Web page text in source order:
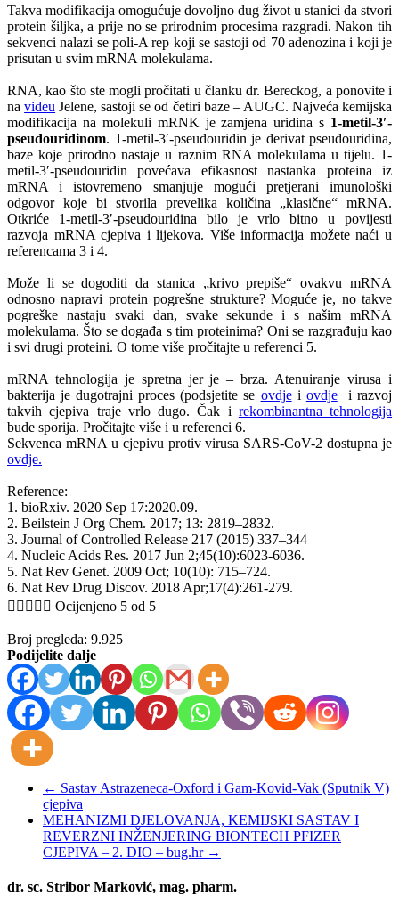
Takva modifikacija omogućuje dovoljno dug život u stanici da stvori
protein šiljka, a prije no se prirodnim procesima razgradi. Nakon tih
sekvenci nalazi se poli-A rep koji se sastoji od 70 adenozina i koji je
prisutan u svim mRNA molekulama.
RNA, kao što ste mogli pročitati u članku dr. Bereckog, a ponovite i
navideu Jelene, sastoji se od četiri baze – AUGC. Najveća kemijska
modifikacija na molekuli mRNK je zamjena uridina s 1-metil-3′-
pseudouridinom. 1-metil-3′-pseudouridin je derivat pseudouridina,
baze koje prirodno nastaje u raznim RNA molekulama u tijelu. 1-
metil-3′-pseudouridin povećava efikasnost nastanka proteina iz
mRNA i istovremeno smanjuje mogući pretjerani imunološki
odgovor koje bi stvorila prevelika količina „klasične“ mRNA.
Otkriće 1-metil-3′-pseudouridina bilo je vrlo bitno u povijesti
razvoja mRNA cjepiva i lijekova. Više informacija možete naći u
referencama 3 i 4.
Može li se dogoditi da stanica „krivo prepiše“ ovakvu mRNA
odnosno napravi protein pogrešne strukture? Moguće je, no takve
pogreške nastaju svaki dan, svake sekunde i s našim mRNA
molekulama. Što se događa s tim proteinima? Oni se razgrađuju kao
i svi drugi proteini. O tome više pročitajte u referenci 5.
mRNA tehnologija je spretna jer je – brza. Atenuiranje virusa i
bakterija je dugotrajni proces (podsjetite se ovdjei ovdjei razvoj
takvih cjepiva traje vrlo dugo. Čak i rekombinantna tehnologija
bude sporija. Pročitajte više i u referenci 6.
Sekvenca mRNA u cjepivu protiv virusa SARS-CoV-2 dostupna je
ovdje.
Reference:
1. bioRxiv. 2020 Sep 17:2020.09.
2. Beilstein J Org Chem. 2017; 13: 2819–2832.
3. Journal of Controlled Release 217 (2015) 337–344
4. Nucleic Acids Res. 2017 Jun 2;45(10):6023-6036.
5. Nat Rev Genet. 2009 Oct; 10(10): 715–724.
6. Nat Rev Drug Discov. 2018 Apr;17(4):261-279.
     Ocijenjeno 5 od 5
Broj pregleda: 9.925
Podijelite dalje
← Sastav Astrazeneca-Oxford i Gam-Kovid-Vak (Sputnik V)
cjepiva
MEHANIZMI DJELOVANJA, KEMIJSKI SASTAV I
REVERZNI INŽENJERING BIONTECH PFIZER
CJEPIVA – 2. DIO – bug.hr →
dr. sc. Stribor Marković, mag. pharm.